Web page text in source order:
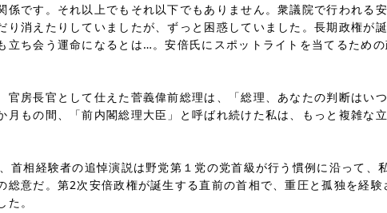
です。それ以上でもそれ以下でもありません。衆議院で行われる
り消えたりしていましたが、ずっと困惑していました。長期政権が
立ち会う運命になるとは…。安倍氏にスポットライトを当てるため
房長官として仕えた菅義偉前総理は、「総理、あなたの判断はい
月もの間、「前内閣総理大臣」と呼ばれ続けた私は、もっと複雑な
相経験者の追悼演説は野党第１党の党首級が行う慣例に沿って、私
総意だ。第2次安倍政権が誕生する直前の首相で、重圧と孤独を経
。